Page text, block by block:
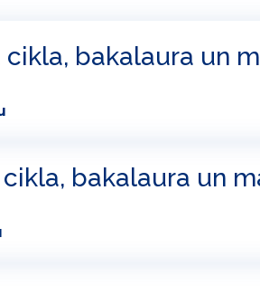
bakalaura un
bakalaura un